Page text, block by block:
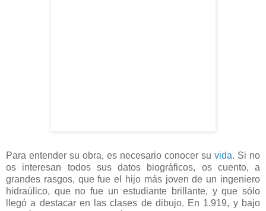
Para entender su obra, es necesario conocer su vida. Si no
os interesan todos sus datos biográficos, os cuento, a
grandes rasgos, que fue el hijo más joven de un ingeniero
hidraúlico, que no fue un estudiante brillante, y que sólo
llegó a destacar en las clases de dibujo. En 1.919, y bajo